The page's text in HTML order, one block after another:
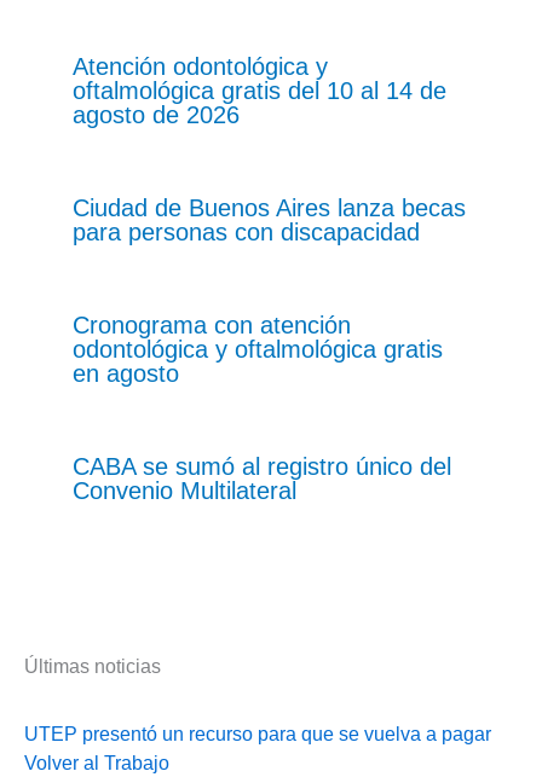
Atención odontológica y
oftalmológica gratis del 10 al 14 de
agosto de 2026
Ciudad de Buenos Aires lanza becas
para personas con discapacidad
Cronograma con atención
odontológica y oftalmológica gratis
en agosto
CABA se sumó al registro único del
Convenio Multilateral
Últimas noticias
UTEP presentó un recurso para que se vuelva a pagar
Volver al Trabajo